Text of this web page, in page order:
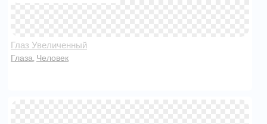
Глаз Увеличенный
Глаза Человек